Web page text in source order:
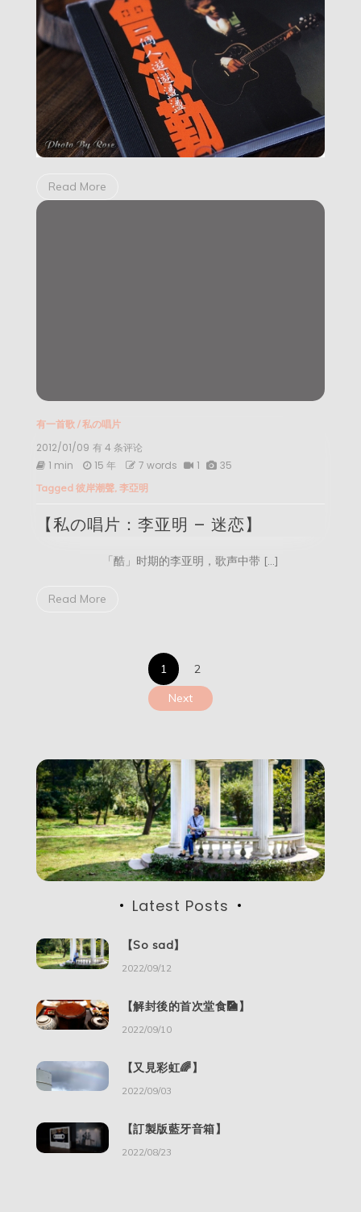
游
荡
荡】
Read More
有一首歌/私の唱片
2012/01/09 【私
の
片：
亚
明
有 4 条评论
1 min
15 年 7 words 1 35
Tagged 彼岸潮聲, 李亞明
【私の唱片：李亚明 – 迷恋】
「酷」时期的李亚明，歌声中带 […]
Read More
文
章
页
1
2
Next
Latest Posts
【So sad】
2022/09/12
【解封後的首次堂食🎑】
2022/09/10
【又見彩虹🌈】
2022/09/03
【訂製版藍牙音箱】
2022/08/23